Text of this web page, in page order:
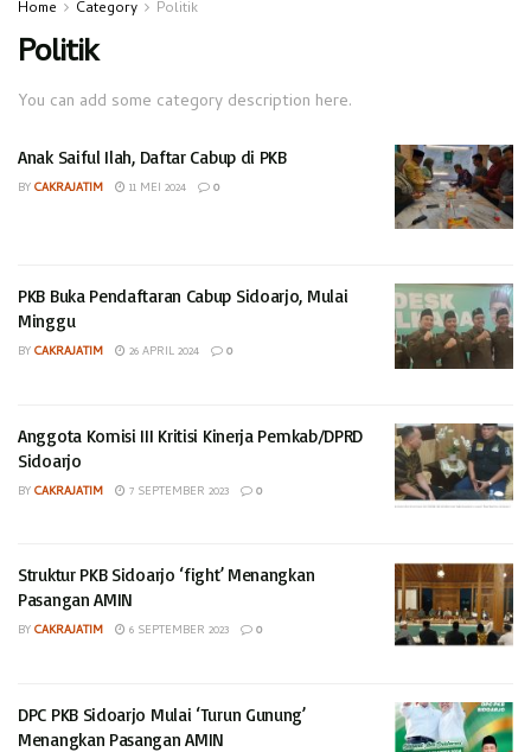
Home Category Politik
Politik
You can add some category description here.
Anak Saiful Ilah, Daftar Cabup di PKB
BYCAKRAJATIM 11 MEI 2024 0
PKB Buka Pendaftaran Cabup Sidoarjo, Mulai
Minggu
BYCAKRAJATIM 26 APRIL 2024 0
Anggota Komisi III Kritisi Kinerja Pemkab/DPRD
Sidoarjo
BYCAKRAJATIM 7 SEPTEMBER 2023 0
Struktur PKB Sidoarjo ‘fight’ Menangkan
Pasangan AMIN
BYCAKRAJATIM 6 SEPTEMBER 2023 0
DPC PKB Sidoarjo Mulai ‘Turun Gunung’
Menangkan Pasangan AMIN